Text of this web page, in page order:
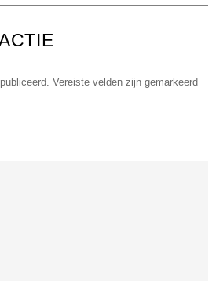
Vereiste velden zijn gemarkeerd